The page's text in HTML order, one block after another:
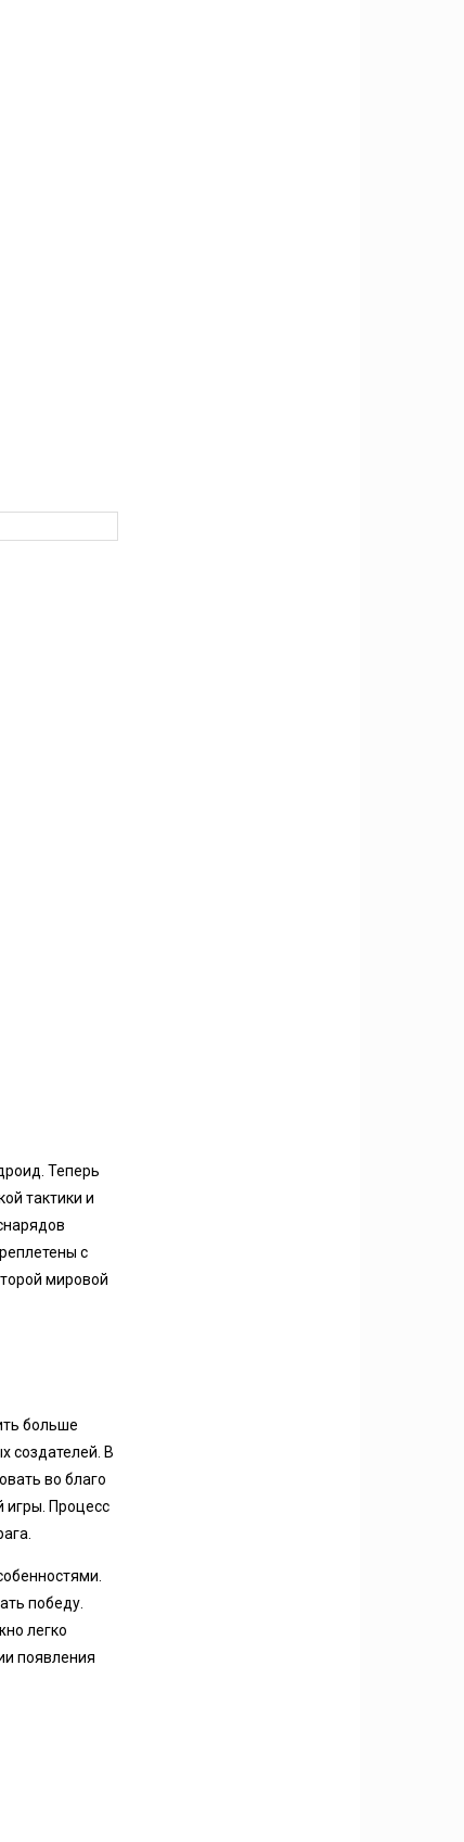
Теперь
тактики и
с
мировой
больше
создателей. В
во благо
игры. Процесс
победу.
легко
появления